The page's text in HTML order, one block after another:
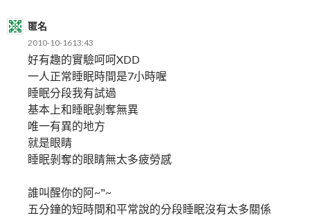
匿名
2010-10-1613:43
好有趣的實驗呵呵XDD
一人正常睡眠時間是7小時喔
睡眠分段我有試過
基本上和睡眠剝奪無異
唯一有異的地方
就是眼睛
睡眠剝奪的眼睛無太多疲勞感
誰叫醒你的阿~"~
五分鐘的短時間和平常說的分段睡眠沒有太多關係